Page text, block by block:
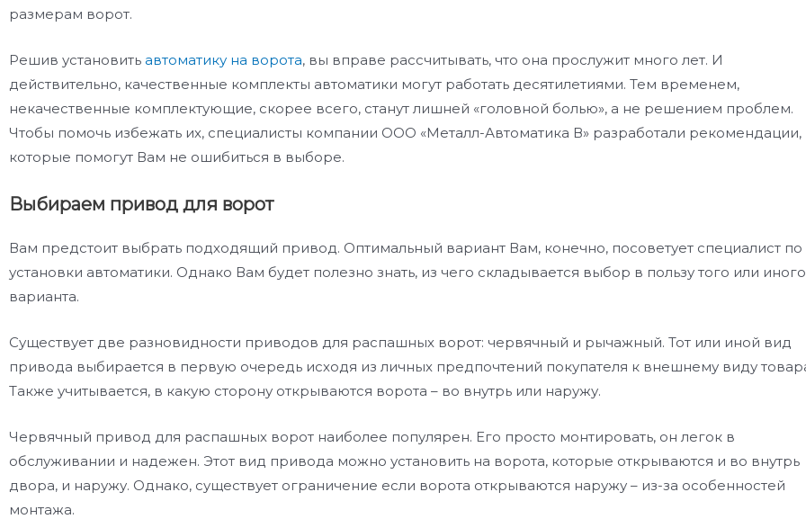
размерам ворот.
Решив установить автоматику на ворота, вы вправе рассчитывать, что она прослужит много лет. И
действительно, качественные комплекты автоматики могут работать десятилетиями. Тем временем,
некачественные комплектующие, скорее всего, станут лишней «головной болью», а не решением проблем.
Чтобы помочь избежать их, специалисты компании ООО «Металл-Автоматика В» разработали рекомендации,
которые помогут Вам не ошибиться в выборе.
Выбираем привод для ворот
Вам предстоит выбрать подходящий привод. Оптимальный вариант Вам, конечно, посоветует специалист по
установки автоматики. Однако Вам будет полезно знать, из чего складывается выбор в пользу того или иного
варианта.
Существует две разновидности приводов для распашных ворот: червячный и рычажный. Тот или иной вид
привода выбирается в первую очередь исходя из личных предпочтений покупателя к внешнему виду
Также учитывается, в какую сторону открываются ворота – во внутрь или наружу.
Червячный привод для распашных ворот наиболее популярен. Его просто монтировать, он легок в
обслуживании и надежен. Этот вид привода можно установить на ворота, которые открываются и во внутрь
двора, и наружу. Однако, существует ограничение если ворота открываются наружу – из-за особенностей
монтажа.